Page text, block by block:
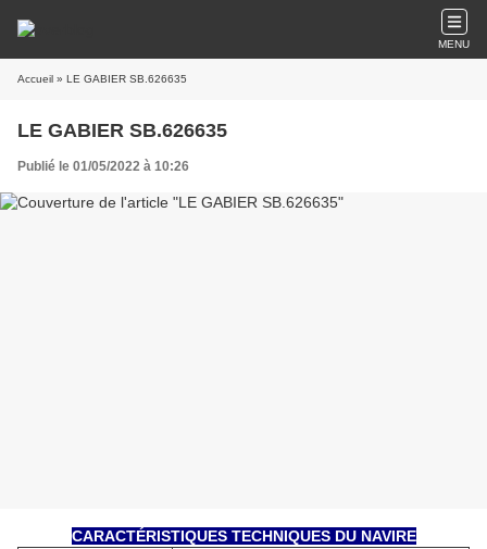
MENU
Accueil » LE GABIER SB.626635
LE GABIER SB.626635
Publié le 01/05/2022 à 10:26
CARACTÉRISTIQUES TECHNIQUES DU NAVIRE